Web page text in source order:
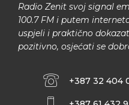
Radio Zenit svoj signal
100.7 FM i putem
uspjeli i praktično
pozitivno, osjećati se
+387 32 404